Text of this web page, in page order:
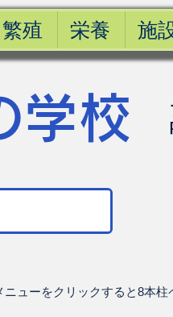
繁殖 栄養 施
学校
ューをクリックすると8本